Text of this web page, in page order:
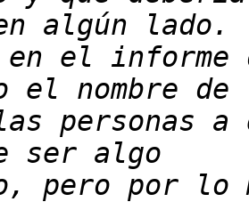
en el informe
personas
pero por lo